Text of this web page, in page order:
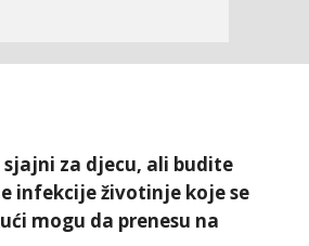
za djecu, ali budite
infekcije životinje koje se
mogu da prenesu na